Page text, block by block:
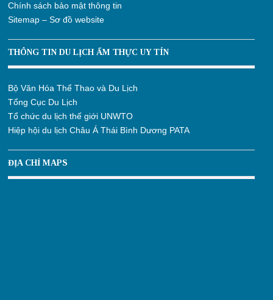
Chính sách bảo mật thông tin
Sitemap – Sơ đồ website
THÔNG TIN DU LỊCH ẨM THỰC UY TÍN
Bộ Văn Hóa Thể Thao và Du Lịch
Tổng Cục Du Lịch
Tổ chức du lịch thế giới UNWTO
Hiệp hội du lịch Châu Á Thái Bình Dương PATA
ĐỊA CHỈ MAPS